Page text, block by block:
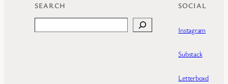
SEARCH SOCIAL
Instagram
Substack
Letterboxd